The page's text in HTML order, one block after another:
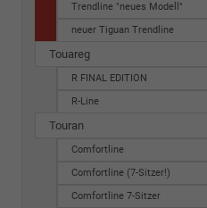
Trendline "neues Modell"
neuer Tiguan Trendline
Touareg
R FINAL EDITION
R-Line
Touran
Comfortline
Comfortline (7-Sitzer!)
Comfortline 7-Sitzer